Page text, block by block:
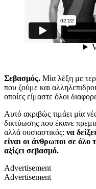
Σεβασμός. Μία λέξη με
που ζούμε και
οποίες είμαστε όλοι
Αυτό ακριβώς τιμάει μία
δικτύωσης που έκανε
αλλά ουσιαστικός: να
είναι οι άνθρωποι σε όλο
αξίζει σεβασμό.
Advertisement
Advertisement